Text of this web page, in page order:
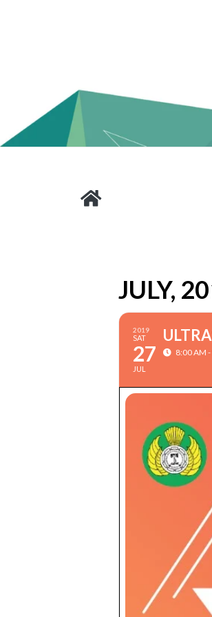
JULY,
2019
SAT
27
JUL
8:00 AM